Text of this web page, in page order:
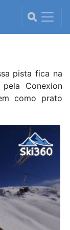
pista fica na
Conexion
como prato